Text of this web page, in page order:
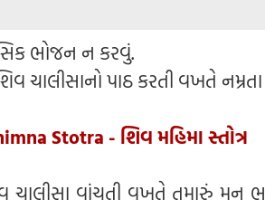
ભોજન ન કરવું.
ચાલીસાનો પાઠ કરતી વખતે
Stotra - શિવ મહિમા સ્તોત્ર
ચાલીસા વાંચતી વખતે તમારું મન